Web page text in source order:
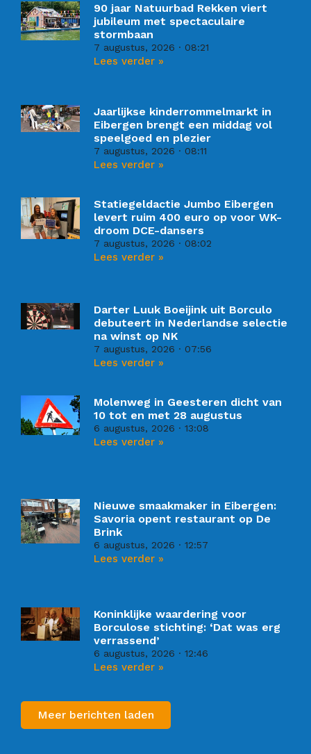
90 jaar Natuurbad Rekken viert
jubileum met spectaculaire
stormbaan
7 augustus, 2026 08:21
Lees verder »
Jaarlijkse kinderrommelmarkt in
Eibergen brengt een middag vol
speelgoed en plezier
7 augustus, 2026 08:11
Lees verder »
Statiegeldactie Jumbo Eibergen
levert ruim 400 euro op voor WK-
droom DCE-dansers
7 augustus, 2026 08:02
Lees verder »
Darter Luuk Boeijink uit Borculo
debuteert in Nederlandse selectie
na winst op NK
7 augustus, 2026 07:56
Lees verder »
Molenweg in Geesteren dicht van
10 tot en met 28 augustus
6 augustus, 2026 13:08
Lees verder »
Nieuwe smaakmaker in Eibergen:
Savoria opent restaurant op De
Brink
6 augustus, 2026 12:57
Lees verder »
Koninklijke waardering voor
Borculose stichting: ‘Dat was erg
verrassend’
6 augustus, 2026 12:46
Lees verder »
Meer berichten laden